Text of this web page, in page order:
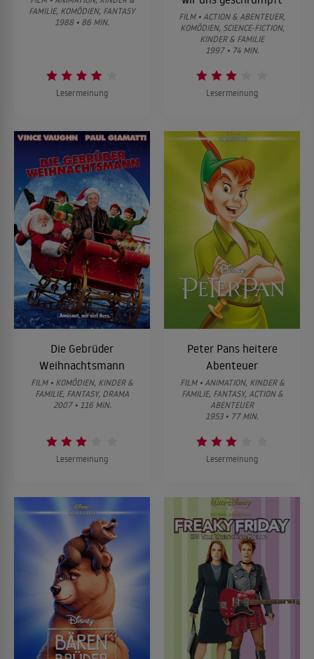
FAMILIE, KOMÖDIEN, FANTASY
1988 • 86 MIN.
Lesermeinung
FILM • ACTION & ABENTEUER,
KOMÖDIEN, SCIENCE-FICTION,
KINDER & FAMILIE
1997 • 74 MIN.
Lesermeinung
Die Gebrüder
Weihnachtsmann
FILM • KOMÖDIEN, KINDER &
FAMILIE, FANTASY, DRAMA
2007 • 116 MIN.
Lesermeinung
Peter Pans heitere
Abenteuer
FILM • ANIMATION, KINDER &
FAMILIE, FANTASY, ACTION &
ABENTEUER
1953 • 77 MIN.
Lesermeinung